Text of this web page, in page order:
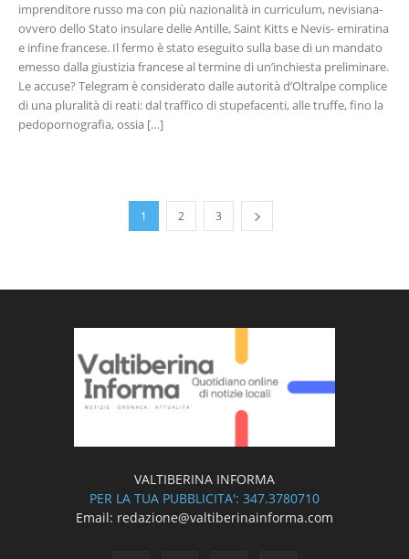
imprenditore russo ma con più nazionalità in curriculum, nevisiana-
ovvero dello Stato insulare delle Antille, Saint Kitts e Nevis- emiratina
e infine francese. Il fermo è stato eseguito sulla base di un mandato
emesso dalla giustizia francese al termine di un’inchiesta preliminare.
Le accuse? Telegram è considerato dalle autorità d’Oltralpe complice
di una pluralità di reati: dal traffico di stupefacenti, alle truffe, fino la
pedopornografia, ossia […]
1 2 3
VALTIBERINA INFORMA
PER LA TUA PUBBLICITA': 347.3780710
Email: redazione@valtiberinainforma.com